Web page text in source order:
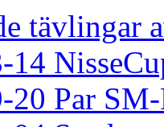
tävlingar
14
20 Par